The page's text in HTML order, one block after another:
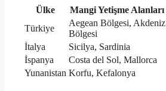
Ülke
Mangi Yetişme Alanları
Türkiye
Aegean Bölgesi, Akdeniz
Bölgesi
İtalya
Sicilya, Sardinia
İspanya
Costa del Sol, Mallorca
Yunanistan Korfu, Kefalonya